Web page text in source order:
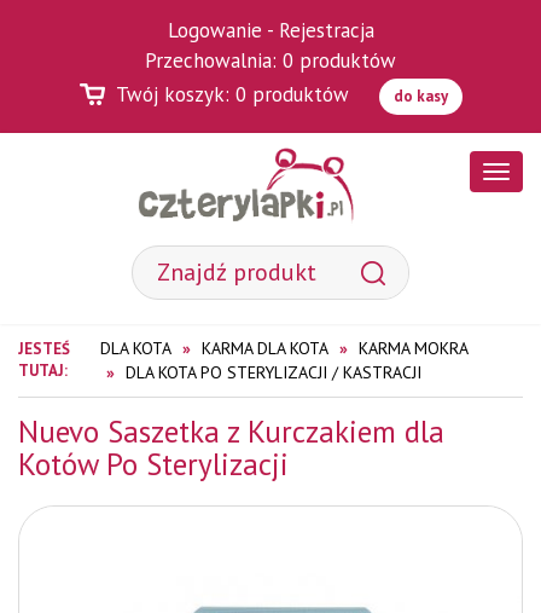
Logowanie - Rejestracja
Przechowalnia: 0 produktów
Twój koszyk: 0 produktów do kasy
JESTEŚ
TUTAJ:
DLA KOTA KARMA DLA KOTA
KARMA MOKRA
DLA KOTA PO STERYLIZACJI / KASTRACJI
Nuevo Saszetka z Kurczakiem dla
Kotów Po Sterylizacji